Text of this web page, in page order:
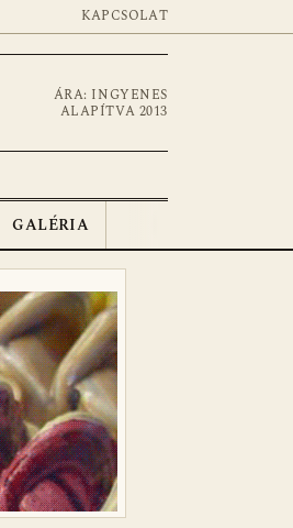
KAPCSOLAT
ÁRA: INGYENES
ALAPÍTVA 2013
GALÉRIA